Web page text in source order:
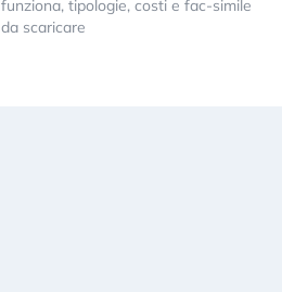
funziona, tipologie, costi e fac-simile
da scaricare